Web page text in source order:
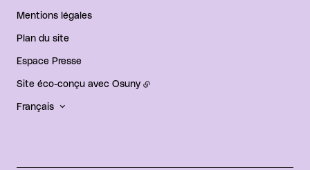
Mentions légales
Plan du site
Espace Presse
Site éco-conçu avec Osuny
Français